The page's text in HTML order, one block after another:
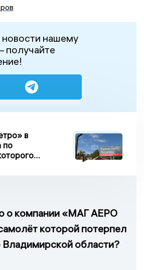
нашему
получайте
в
по
о компании «МАГ АЕРО
которой потерпел
Владимирской области?